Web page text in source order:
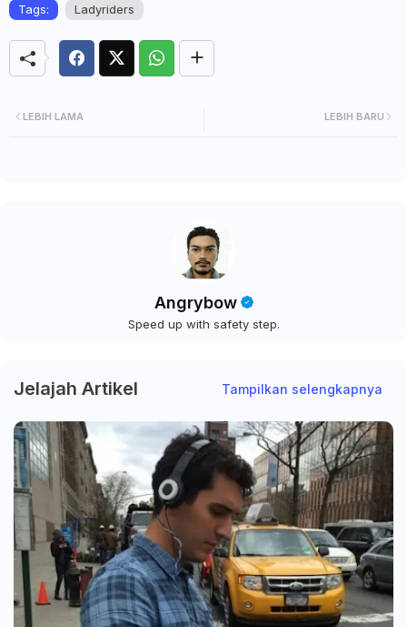
Tags: Ladyriders
LEBIH BARU
LEBIH LAMA
Angrybow
Speed up with safety step.
Jelajah Artikel Tampilkan selengkapnya